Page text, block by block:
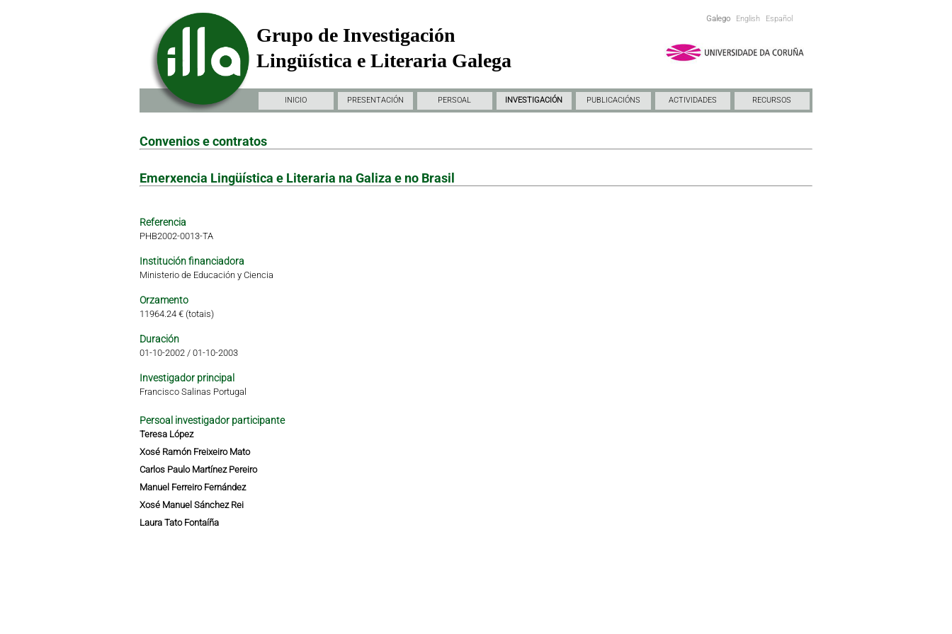
Galego English Español
Grupo de Investigación
Lingüística e Literaria Galega
INICIO PRESENTACIÓN PERSOAL INVESTIGACIÓN PUBLICACIÓNS ACTIVIDADES RECURSOS
Convenios e contratos
Emerxencia Lingüística e Literaria na Galiza e no Brasil
Referencia
PHB2002-0013-TA
Institución financiadora
Ministerio de Educación y Ciencia
Orzamento
11964.24 € (totais)
Duración
01-10-2002 /01-10-2003
Investigador principal
Francisco Salinas Portugal
Persoal investigador participante
Teresa López
Xosé Ramón Freixeiro Mato
Carlos Paulo Martínez Pereiro
Manuel Ferreiro Fernández
Xosé Manuel Sánchez Rei
Laura Tato Fontaíña